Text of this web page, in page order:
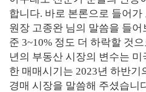
합니다. 바로 본론으로 들어
원장 고종완 님의 말씀을 들
준 3~10% 정도 더 하락할 것
년의 부동산 시장의 변수는
한 매매시기는 2023년 하반
경매 시장을 말씀해 주셨습니